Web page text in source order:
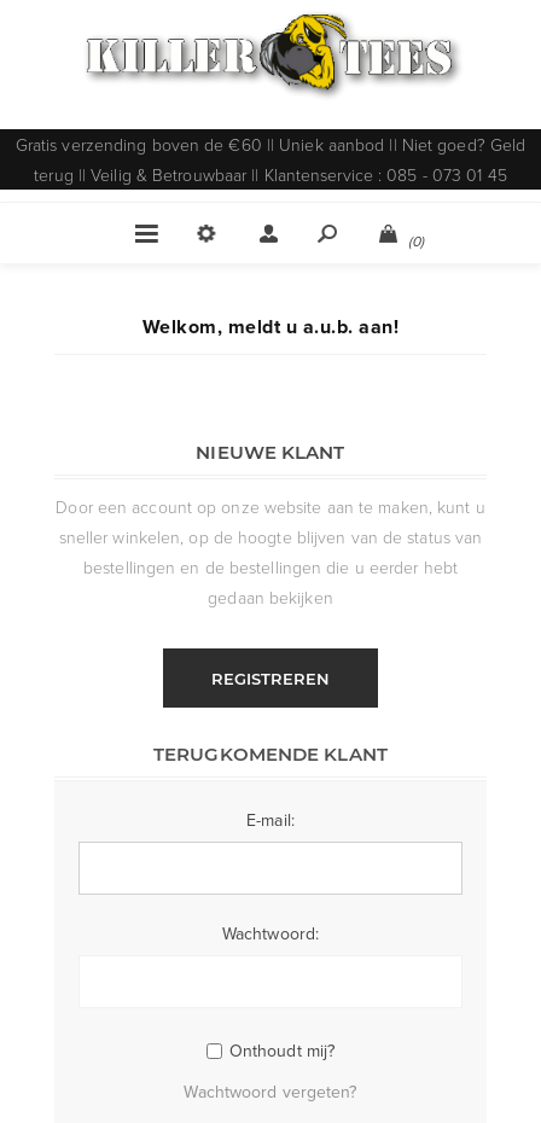
Gratis verzending boven de €60 || Uniek aanbod || Niet goed? Geld
terug || Veilig & Betrouwbaar || Klantenservice : 085 - 073 01 45
(0)
Welkom, meldt u a.u.b. aan!
NIEUWE KLANT
Door een account op onze website aan te maken, kunt u
sneller winkelen, op de hoogte blijven van de status van
bestellingen en de bestellingen die u eerder hebt
gedaan bekijken
REGISTREREN
TERUGKOMENDE KLANT
E-mail:
Wachtwoord:
Onthoudt mij?
Wachtwoord vergeten?